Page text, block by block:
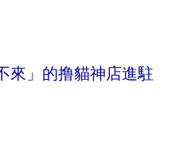
來」的撸貓神店進駐